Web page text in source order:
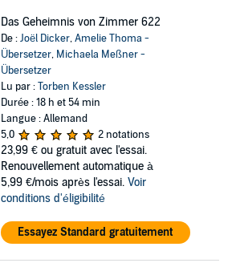
Das Geheimnis von Zimmer 622
De :Joël Dicker,Amelie Thoma -
Übersetzer, Michaela Meßner -
Übersetzer
Lu par :Torben Kessler
Durée : 18 h et 54 min
Langue : Allemand
5,0
2 notations
23,99 € ou gratuit avec l'essai.
Renouvellement automatique à
5,99 €/mois après l'essai. Voir
conditions d'éligibilité
Essayez Standard gratuitement